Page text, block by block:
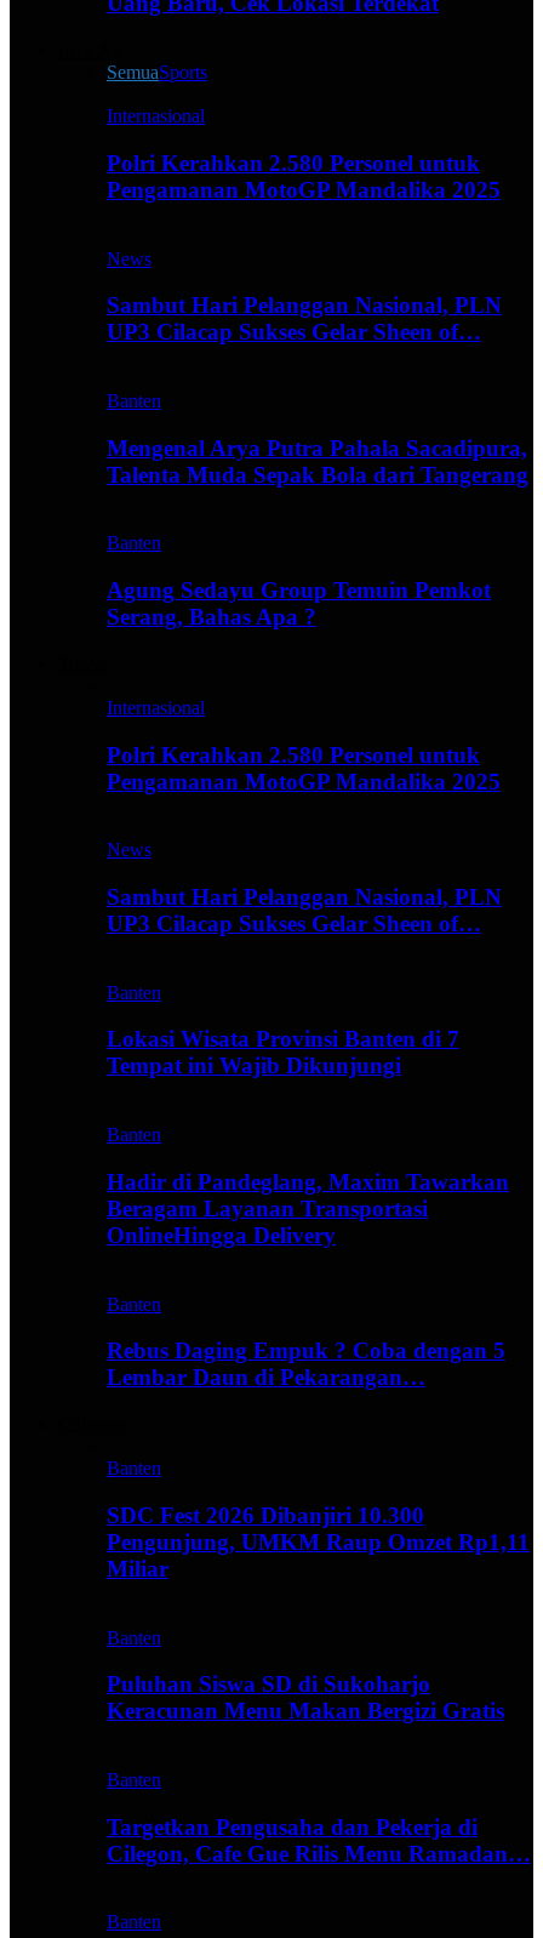
SemuaSports
Internasional
Polri Kerahkan 2.580 Personel untuk
Pengamanan MotoGP Mandalika 2025
News
Sambut Hari Pelanggan Nasional, PLN
UP3 Cilacap Sukses Gelar Sheen of…
Banten
Mengenal Arya Putra Pahala Sacadipura,
Talenta Muda Sepak Bola dari Tangerang
Banten
Agung Sedayu Group Temuin Pemkot
Serang, Bahas Apa ?
Internasional
Polri Kerahkan 2.580 Personel untuk
Pengamanan MotoGP Mandalika 2025
News
Sambut Hari Pelanggan Nasional, PLN
UP3 Cilacap Sukses Gelar Sheen of…
Banten
Lokasi Wisata Provinsi Banten di 7
Tempat ini Wajib Dikunjungi
Banten
Hadir di Pandeglang, Maxim Tawarkan
Beragam Layanan Transportasi
OnlineHingga Delivery
Banten
Rebus Daging Empuk ? Coba dengan 5
Lembar Daun di Pekarangan…
Banten
SDC Fest 2026 Dibanjiri 10.300
Pengunjung, UMKM Raup Omzet Rp1,11
Miliar
Banten
Puluhan Siswa SD di Sukoharjo
Keracunan Menu Makan Bergizi Gratis
Banten
Targetkan Pengusaha dan Pekerja di
Cilegon, Cafe Gue Rilis Menu Ramadan…
Banten